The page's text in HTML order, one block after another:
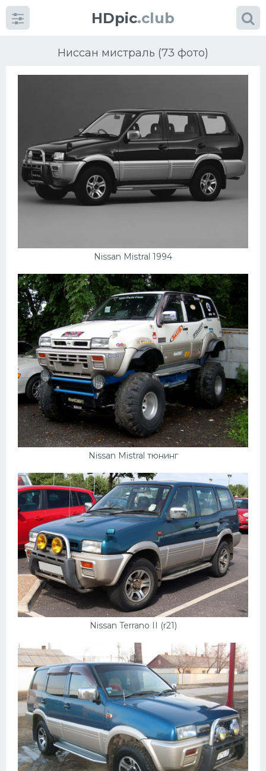
HDpic.club
Ниссан мистраль (73 фото)
Nissan Mistral 1994
Nissan Mistral тюнинг
Nissan Terrano II (r21)
Категории
Разное
Автомобили
Пежо
Ауди
Гараж
Русские авто
Вольво
БМВ
МАЗ
Сузуки
Фольксваген
Лексус
Дэу
Скания
Форд
Черри
Джили
Кавасаки
Инфинити
ЛУАЗ
Фиат
Ситроен
Субару